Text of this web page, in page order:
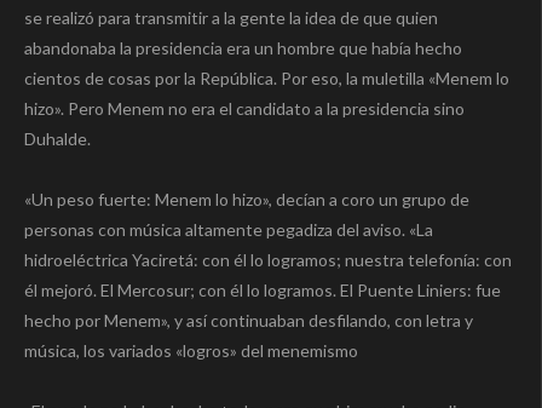
se realizó para transmitir a la gente la idea de que quien
abandonaba la presidencia era un hombre que había hecho
cientos de cosas por la República. Por eso, la muletilla «Menem lo
hizo». Pero Menem no era el candidato a la presidencia sino
Duhalde.
«Un peso fuerte: Menem lo hizo», decían a coro un grupo de
personas con música altamente pegadiza del aviso. «La
hidroeléctrica Yaciretá: con él lo logramos; nuestra telefonía: con
él mejoró. El Mercosur; con él lo logramos. El Puente Liniers: fue
hecho por Menem», y así continuaban desfilando, con letra y
música, los variados «logros» del menemismo